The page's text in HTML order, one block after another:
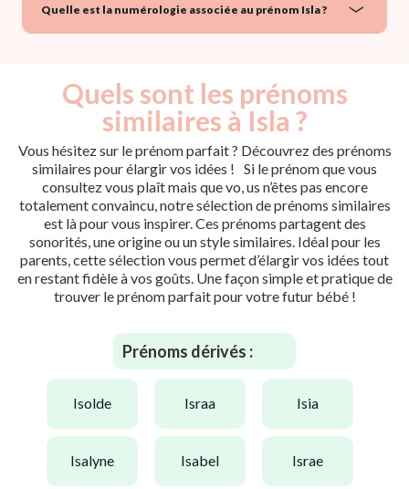
Quelle est la numérologie associée au prénom Isla ?
Quels sont les prénoms
similaires à Isla ?
Vous hésitez sur le prénom parfait ? Découvrez des prénoms
similaires pour élargir vos idées ! Si le prénom que vous
consultez vous plaît mais que vo, us n’êtes pas encore
totalement convaincu, notre sélection de prénoms similaires
est là pour vous inspirer. Ces prénoms partagent des
sonorités, une origine ou un style similaires. Idéal pour les
parents, cette sélection vous permet d’élargir vos idées tout
en restant fidèle à vos goûts. Une façon simple et pratique de
trouver le prénom parfait pour votre futur bébé !
Prénoms dérivés :
isolde israa isia
isalyne isabel israe